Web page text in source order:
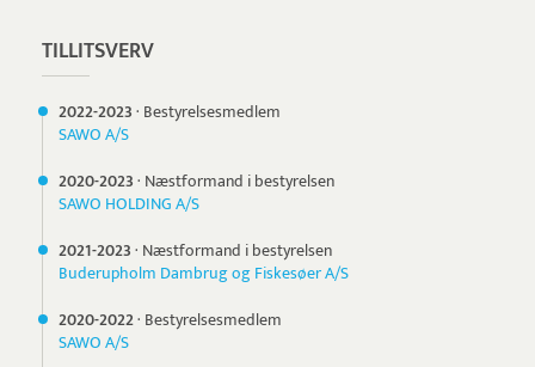
TILLITSVERV
2022-2023· Bestyrelsesmedlem
SAWO A/S
2020-2023· Næstformand i bestyrelsen
SAWO HOLDING A/S
2021-2023· Næstformand i bestyrelsen
Buderupholm Dambrug og Fiskesøer A/S
2020-2022· Bestyrelsesmedlem
SAWO A/S